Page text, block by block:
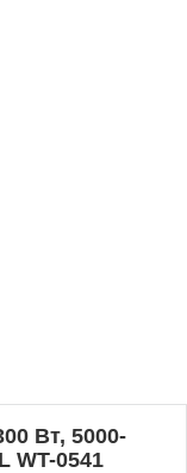
Вт, 5000-
WT-0541